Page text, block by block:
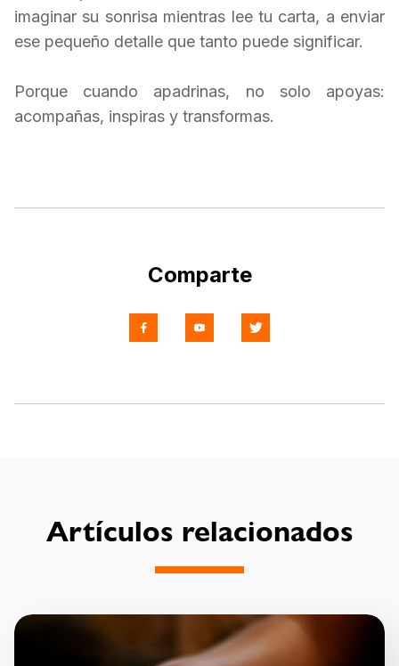
imaginar su sonrisa mientras lee tu carta, a enviar
ese pequeño detalle que tanto puede significar.
Porque cuando apadrinas, no solo apoyas:
acompañas, inspiras y transformas.
Comparte
Artículos relacionados